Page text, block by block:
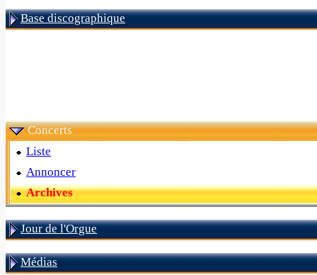
Base discographique
Concerts
Liste
Annoncer
Archives
Jour de l'Orgue
Médias